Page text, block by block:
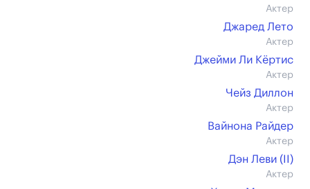
Актер
Джаред Лето
Актер
Джейми Ли Кёртис
Актер
Чейз Диллон
Актер
Вайнона Райдер
Актер
Дэн Леви (II)
Актер